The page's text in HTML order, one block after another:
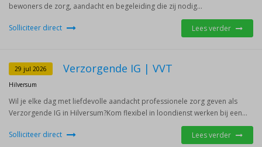
bewoners de zorg, aandacht en begeleiding die zij nodig...
Solliciteer direct Lees verder
29 jul 2026 Verzorgende IG | VVT
Hilversum
Wil je elke dag met liefdevolle aandacht professionele zorg geven als
Verzorgende IG in Hilversum?Kom flexibel in loondienst werken bij een...
Solliciteer direct Lees verder